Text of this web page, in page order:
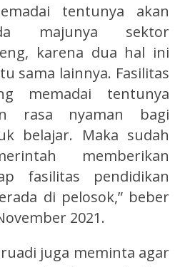
tentunya akan
majunya sektor
karena dua hal ini
sama lainnya. Fasilitas
memadai tentunya
rasa nyaman bagi
belajar. Maka sudah
memberikan
fasilitas pendidikan
di pelosok,” beber
2021.
juga meminta agar